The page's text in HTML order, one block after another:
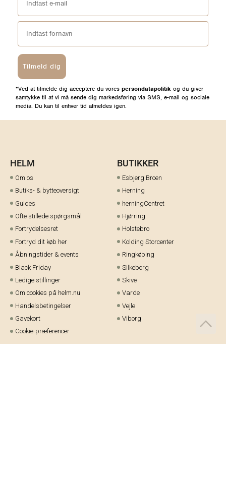
Tilmeld dig
*Ved at tilmelde dig acceptere du vores persondatapolitik og du giver
samtykke til at vi må sende dig markedsføring via SMS, e-mail og sociale
media. Du kan til enhver tid afmeldes igen.
HELM
Om os
Butiks- & bytteoversigt
Guides
Ofte stillede spørgsmål
Fortrydelsesret
Fortryd dit køb her
Åbningstider & events
Black Friday
Ledige stillinger
Om cookies på helm.nu
Handelsbetingelser
Gavekort
Cookie-præferencer
BUTIKKER
Esbjerg Broen
Herning
herningCentret
Hjørring
Holstebro
Kolding Storcenter
Ringkøbing
Silkeborg
Skive
Varde
Vejle
Viborg